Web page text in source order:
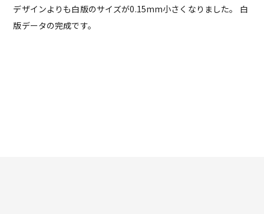
デザインよりも白版のサイズが0.15mm小さくなりました。 白
版データの完成です。